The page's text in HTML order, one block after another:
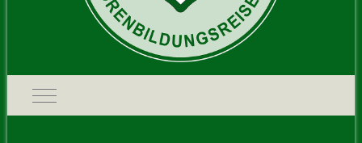
Mobile Menu Toggle